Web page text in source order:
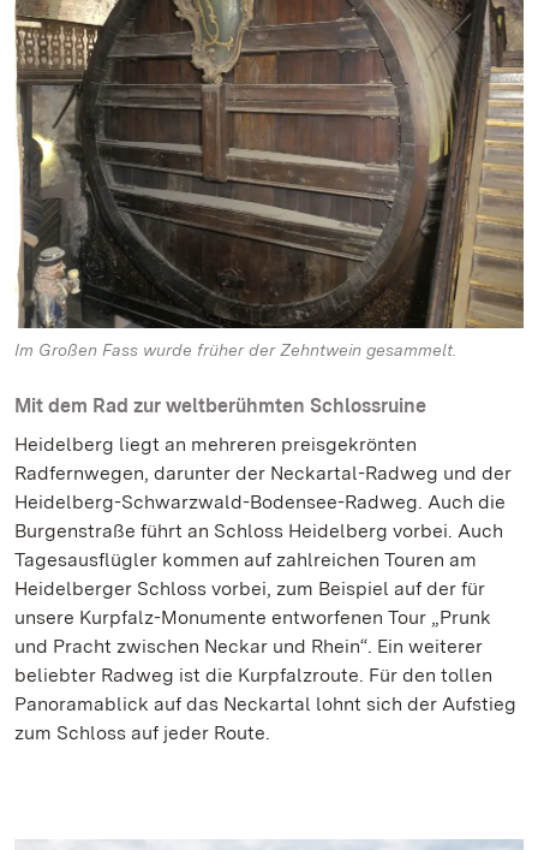
Im Großen Fass wurde früher der Zehntwein gesammelt.
Mit dem Rad zur weltberühmten Schlossruine
Heidelberg liegt an mehreren preisgekrönten
Radfernwegen, darunter der Neckartal-Radweg und der
Heidelberg-Schwarzwald-Bodensee-Radweg. Auch die
Burgenstraße führt an Schloss Heidelberg vorbei. Auch
Tagesausflügler kommen auf zahlreichen Touren am
Heidelberger Schloss vorbei, zum Beispiel auf der für
unsere Kurpfalz-Monumente entworfenen Tour „Prunk
und Pracht zwischen Neckar und Rhein“. Ein weiterer
beliebter Radweg ist die Kurpfalzroute. Für den tollen
Panoramablick auf das Neckartal lohnt sich der Aufstieg
zum Schloss auf jeder Route.